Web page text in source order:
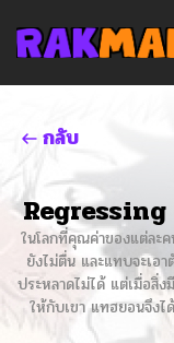
กลับ
ในโลกที่คุณค่าของแต่ละ
ยังไม่ตื่น และแทบจะเอ
ประหลาดไม่ได้ แต่เมื่อสิ่ง
ให้กับเขา แทฮยอนจึงไ